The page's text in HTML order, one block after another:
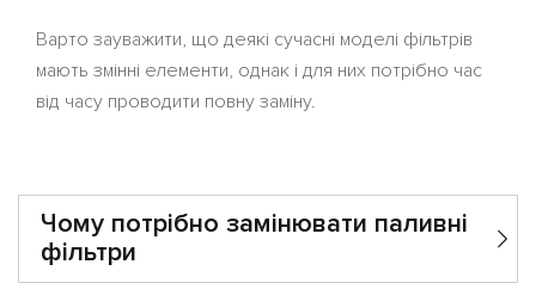
Варто зауважити, що деякі сучасні моделі фільтрів
мають змінні елементи, однак і для них потрібно час
від часу проводити повну заміну.
Чому потрібно замінювати паливні
фільтри